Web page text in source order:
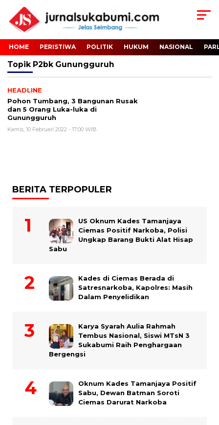
HOME PERISTIWA POLITIK HUKUM NASIONAL
Topik P2bk Gunungguruh
HEADLINE
Pohon Tumbang, 3 Bangunan Rusak
dan 5 Orang Luka-luka di
Gunungguruh
Kamis, 10 Februari 2022 - 17:00 WIB
BERITA TERPOPULER
US Oknum Kades Tamanjaya
Ciemas Positif Narkoba, Polisi
Ungkap Barang Bukti Alat Hisap
Sabu
Kades di Ciemas Berada di
Satresnarkoba, Kapolres: Masih
Dalam Penyelidikan
Karya Syarah Aulia Rahmah
Tembus Nasional, Siswi MTsN 3
Sukabumi Raih Penghargaan
Bergengsi
Oknum Kades Tamanjaya Positif
Sabu, Dewan Batman Soroti
Ciemas Darurat Narkoba